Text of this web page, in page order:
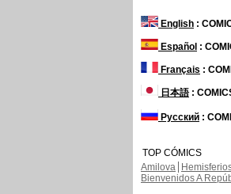
English :
Español :
Français :
日本語:
Русский :
TOP CÓMICS
Amilova
Bienvenidos A